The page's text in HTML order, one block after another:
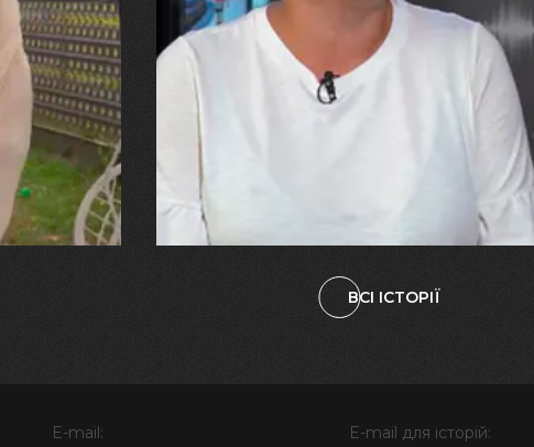
29.07.2026
Марина, Ваїд та Аміна Харченко
"Попри всі втрати, ми не
зламалися: тепер я бачу
свого вбитого чоловіка у
наших дітях"
ВСІ ІСТОРІЇ
E-mail: E-mail для історій: